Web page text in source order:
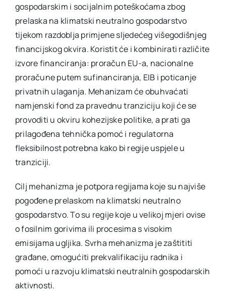
gospodarskim i socijalnim poteškoćama zbog
prelaska na klimatski neutralno gospodarstvo
tijekom razdoblja primjene sljedećeg višegodišnjeg
financijskog okvira. Koristit će i kombinirati različite
izvore financiranja: proračun EU-a, nacionalne
proračune putem sufinanciranja, EIB i poticanje
privatnih ulaganja. Mehanizam će obuhvaćati
namjenski fond za pravednu tranziciju koji će se
provoditi u okviru kohezijske politike, a prati ga
prilagođena tehnička pomoć i regulatorna
fleksibilnost potrebna kako bi regije uspjele u
tranziciji.
Cilj mehanizma je potpora regijama koje su najviše
pogođene prelaskom na klimatski neutralno
gospodarstvo. To su regije koje u velikoj mjeri ovise
o fosilnim gorivima ili procesima s visokim
emisijama ugljika. Svrha mehanizma je zaštititi
građane, omogućiti prekvalifikaciju radnika i
pomoći u razvoju klimatski neutralnih gospodarskih
aktivnosti.